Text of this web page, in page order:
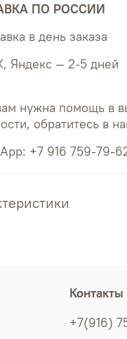
ПО РОССИИ
в день заказа
Яндекс — 2-5 дней
нужна помощь в
обратитесь в
+7 916 759-79-
Контакты
+7(916)